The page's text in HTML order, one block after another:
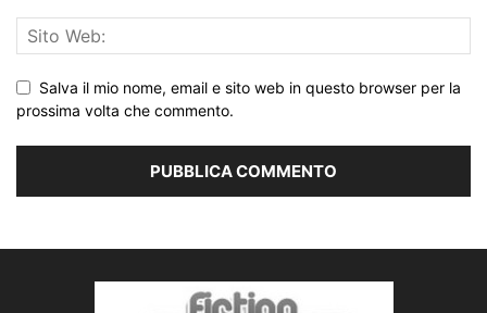
Salva il mio nome, email e sito web in questo browser per la
prossima volta che commento.